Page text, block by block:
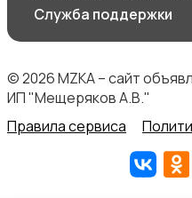
Служба поддержки
© 2026 MZKA – сайт
ИП "Мещеряков А.В."
Правила сервиса